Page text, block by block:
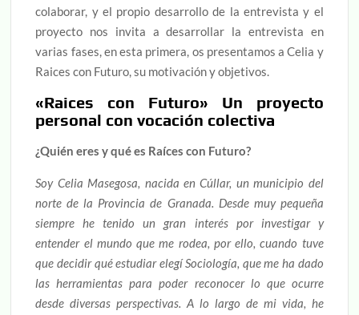
colaborar, y el propio desarrollo de la entrevista y el
proyecto nos invita a desarrollar la entrevista en
varias fases, en esta primera, os presentamos a Celia y
Raices con Futuro, su motivación y objetivos.
«Raices con Futuro» Un proyecto
personal con vocación colectiva
¿Quién eres y qué es Raíces con Futuro?
Soy Celia Masegosa, nacida en Cúllar, un municipio del
norte de la Provincia de Granada. Desde muy pequeña
siempre he tenido un gran interés por investigar y
entender el mundo que me rodea, por ello, cuando tuve
que decidir qué estudiar elegí Sociología, que me ha dado
las herramientas para poder reconocer lo que ocurre
desde diversas perspectivas. A lo largo de mi vida, he